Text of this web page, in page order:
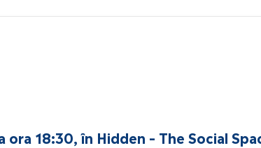
18:30, în Hidden – The Social